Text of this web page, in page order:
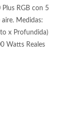
500GB
RGB con 5
Medidas:
x Profundida)
Watts Reales